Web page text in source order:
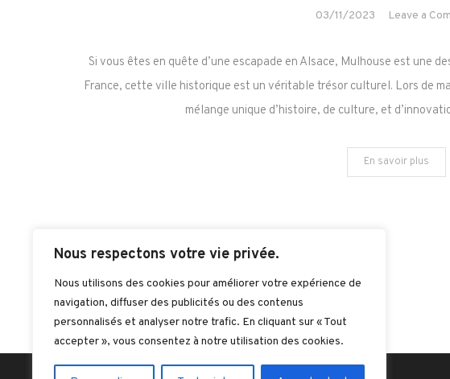
Nous respectons votre vie privée.
Nous utilisons des cookies pour améliorer votre expérience de
navigation, diffuser des publicités ou des contenus
personnalisés et analyser notre trafic. En cliquant sur « Tout
accepter », vous consentez à notre utilisation des cookies.
03/11/2023 Leave a
Si vous êtes en quête d’une escapade en Alsace, Mulhouse est une
France, cette ville historique est un véritable trésor culturel. Lors de
mélange unique d’histoire, de culture, et
En savoir plus